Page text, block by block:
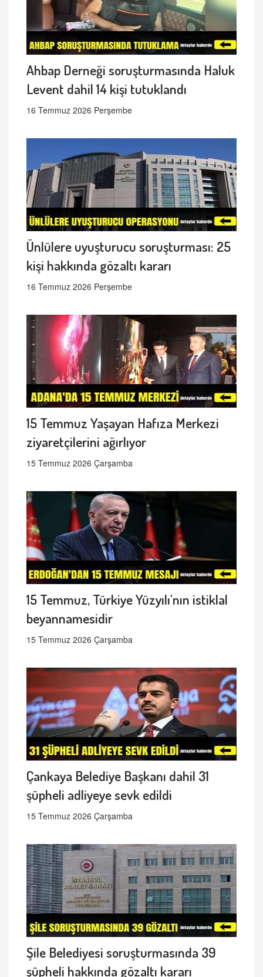
Ahbap Derneği soruşturmasında Haluk
Levent dahil 14 kişi tutuklandı
16 Temmuz 2026 Perşembe
Ünlülere uyuşturucu soruşturması: 25
kişi hakkında gözaltı kararı
16 Temmuz 2026 Perşembe
15 Temmuz Yaşayan Hafıza Merkezi
ziyaretçilerini ağırlıyor
15 Temmuz 2026 Çarşamba
15 Temmuz, Türkiye Yüzyılı'nın istiklal
beyannamesidir
15 Temmuz 2026 Çarşamba
Çankaya Belediye Başkanı dahil 31
şüpheli adliyeye sevk edildi
15 Temmuz 2026 Çarşamba
Şile Belediyesi soruşturmasında 39
şüpheli hakkında gözaltı kararı